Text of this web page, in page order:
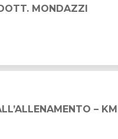
MONDAZZI
–